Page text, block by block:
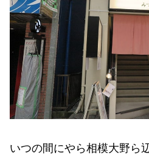
いつの間にやら相模大野ら